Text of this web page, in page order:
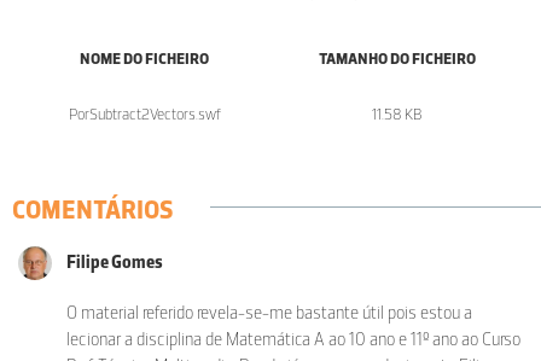
NOME DO FICHEIRO
PorSubtract2Vectors.swf
TAMANHO DO FICHEIRO
11.58 KB
COMENTÁRIOS
Filipe Gomes
O material referido revela-se-me bastante útil pois estou a
lecionar a disciplina de Matemática A ao 10 ano e 11º ano ao Curso